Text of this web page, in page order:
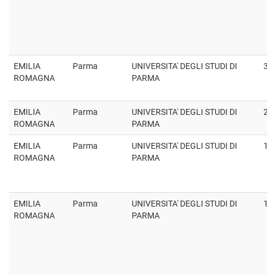
EMILIA
ROMAGNA
Parma
UNIVERSITA' DEGLI STUDI DI
PARMA
EMILIA
ROMAGNA
Parma
UNIVERSITA' DEGLI STUDI DI
PARMA
EMILIA
ROMAGNA
Parma
UNIVERSITA' DEGLI STUDI DI
PARMA
EMILIA
ROMAGNA
Parma
UNIVERSITA' DEGLI STUDI DI
PARMA